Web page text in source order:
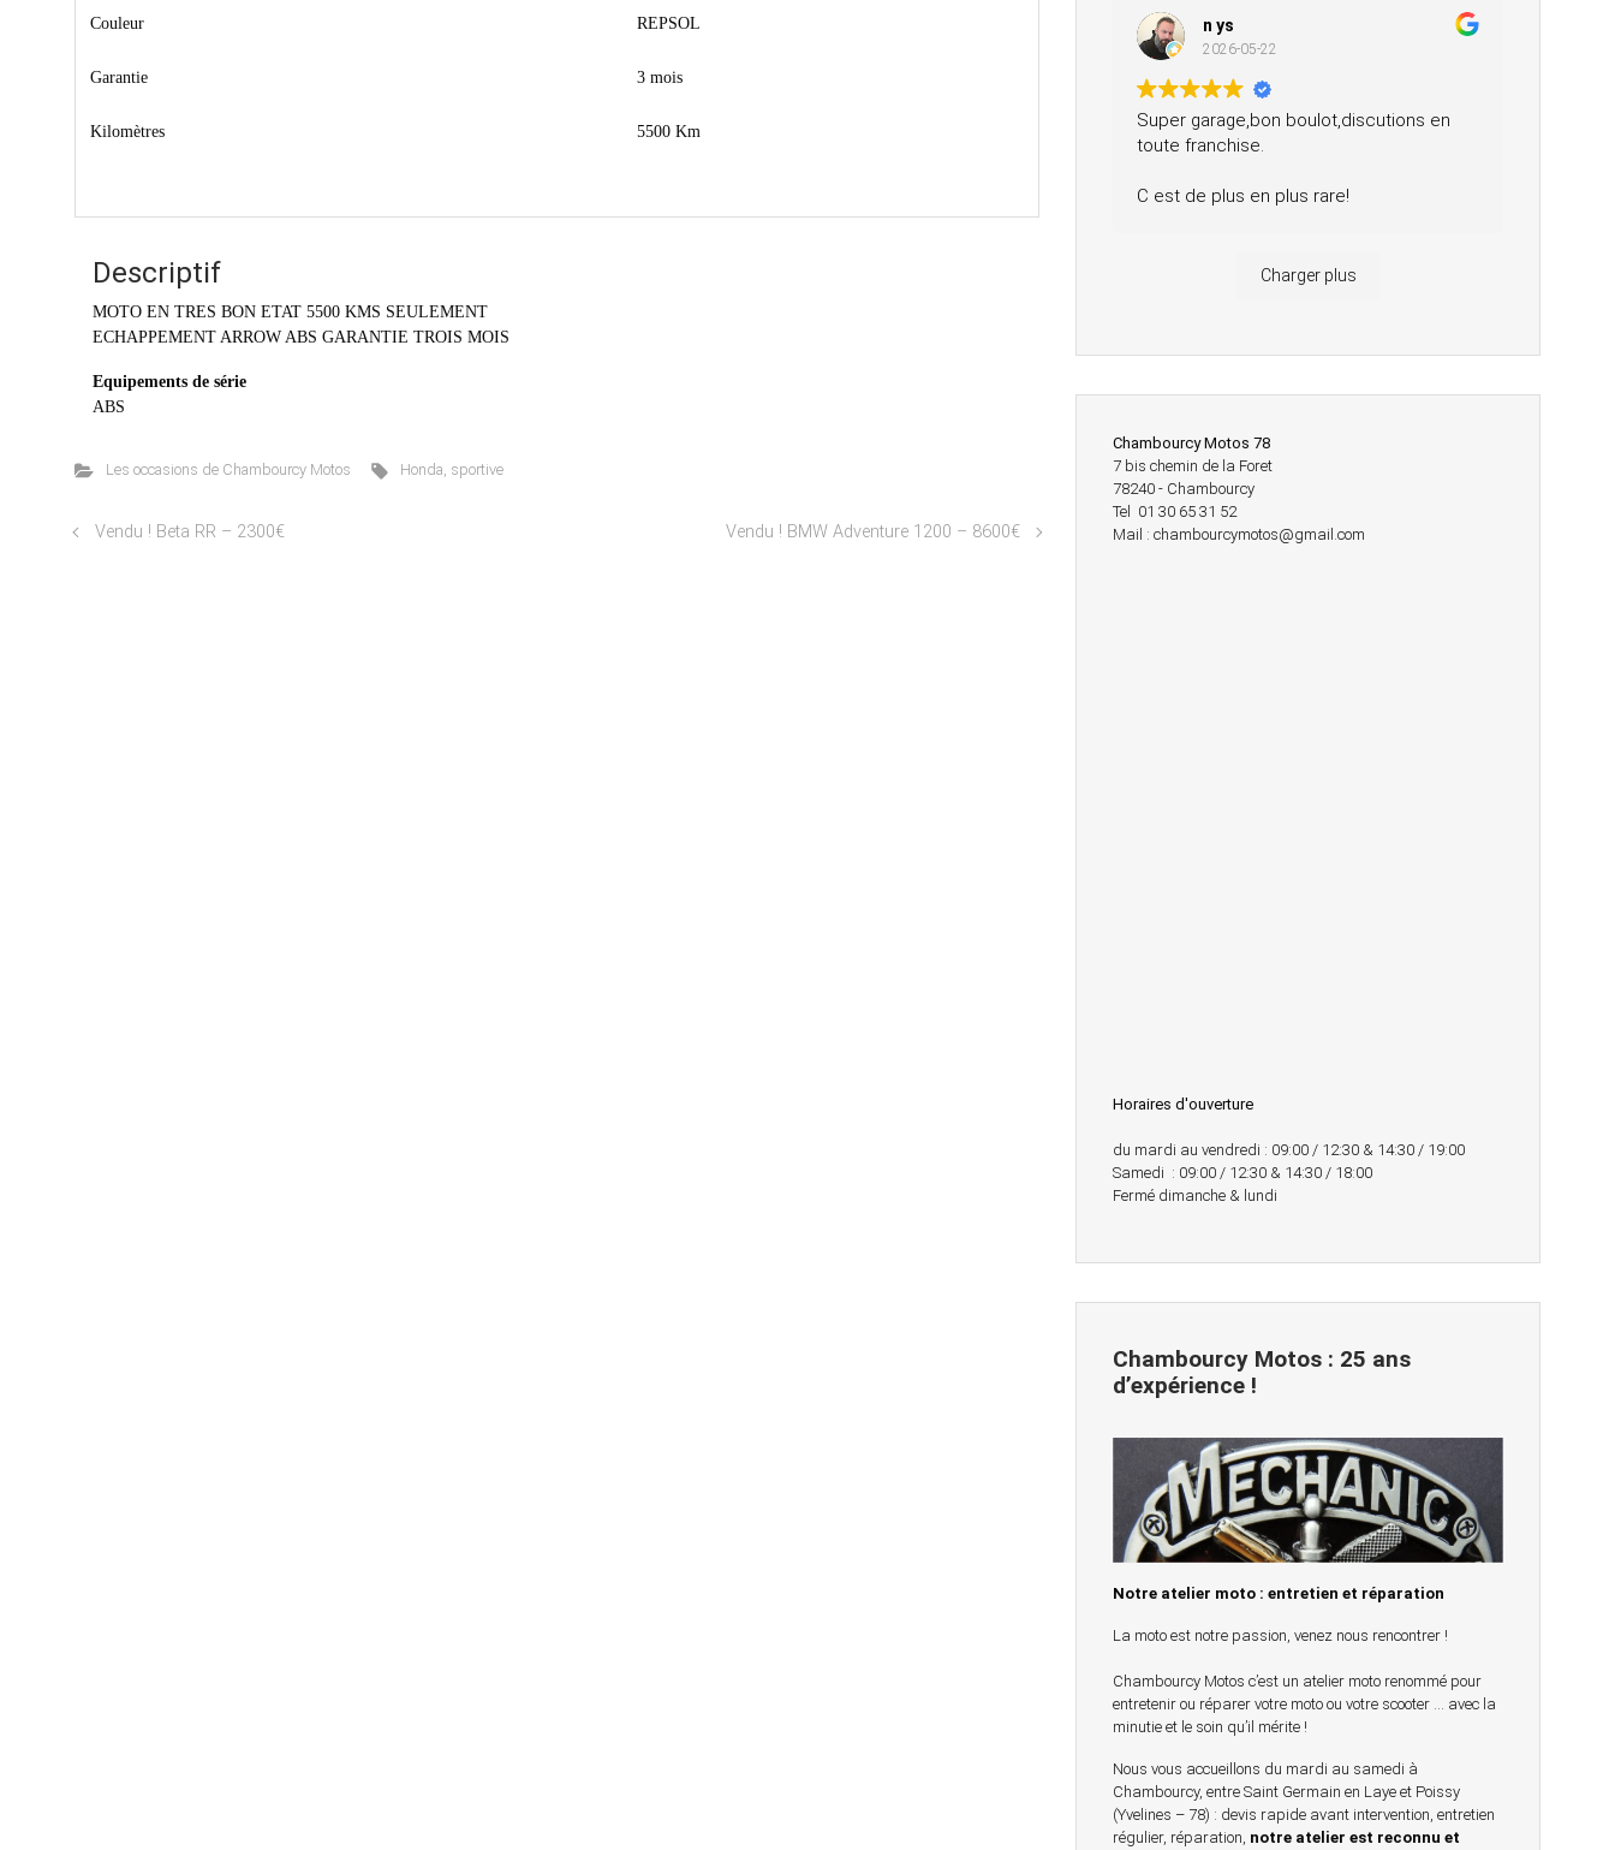
Couleur REPSOL
Garantie 3 mois
Kilomètres 5500 Km
Descriptif
MOTO EN TRES BON ETAT 5500 KMS SEULEMENT
ECHAPPEMENT ARROW ABS GARANTIE TROIS MOIS
Equipements de série
ABS
Les occasions de Chambourcy Motos Honda, sportive
Vendu ! Beta RR – 2300€ Vendu ! BMW Adventure 1200 – 8600€
%.
n ys
2026-05-22
Super garage,bon boulot,discutions en
toute franchise.
C est de plus en plus rare!
Charger plus
Chambourcy Motos 78
7 bis chemin de la Foret
78240 - Chambourcy
Tel 01 30 65 31 52
Mail : chambourcymotos@gmail.com
Horaires d'ouverture
du mardi au vendredi : 09:00 / 12:30 & 14:30 / 19:00
Samedi : 09:00 / 12:30 & 14:30 / 18:00
Fermé dimanche & lundi
Chambourcy Motos : 25 ans
d’expérience !
Notre atelier moto : entretien et réparation
La moto est notre passion, venez nous rencontrer !
Chambourcy Motos c’est un atelier moto renommé pour
entretenir ou réparer votre moto ou votre scooter … avec la
minutie et le soin qu’il mérite !
Nous vous accueillons du mardi au samedi à
Chambourcy, entre Saint Germain en Laye et Poissy
(Yvelines – 78) : devis rapide avant intervention, entretien
régulier, réparation, notre atelier est reconnu et